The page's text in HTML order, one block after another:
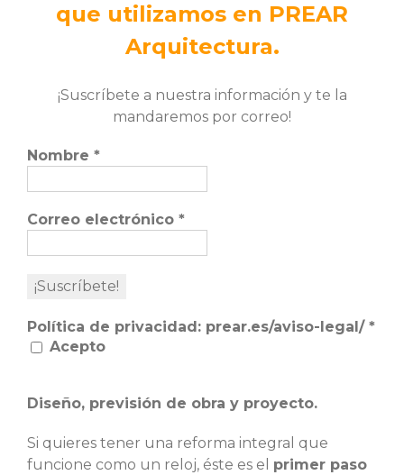
que utilizamos en PREAR
Arquitectura.
¡Suscríbete a nuestra información y te la
mandaremos por correo!
Nombre *
Correo electrónico *
Política de privacidad: prear.es/aviso-legal/ *
Acepto
Diseño, previsión de obra y proyecto.
Si quieres tener una reforma integral que
funcione como un reloj, éste es el primer paso